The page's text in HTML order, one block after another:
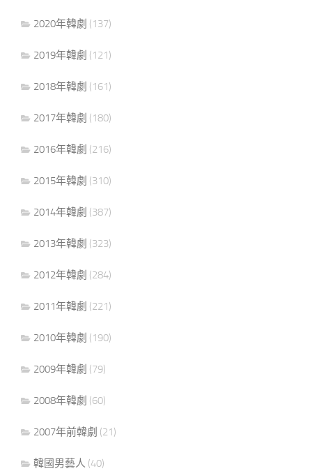
2020年韓劇 (137)
2019年韓劇 (121)
2018年韓劇 (161)
2017年韓劇 (180)
2016年韓劇 (216)
2015年韓劇 (310)
2014年韓劇 (387)
2013年韓劇 (323)
2012年韓劇 (284)
2011年韓劇 (221)
2010年韓劇 (190)
2009年韓劇 (79)
2008年韓劇 (60)
2007年前韓劇 (21)
韓國男藝人 (40)